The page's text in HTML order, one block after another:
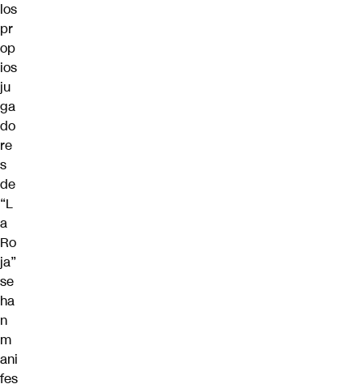
los
pr
op
ios
ju
ga
do
re
s
de
“L
a
Ro
ja”
se
ha
n
m
ani
fes